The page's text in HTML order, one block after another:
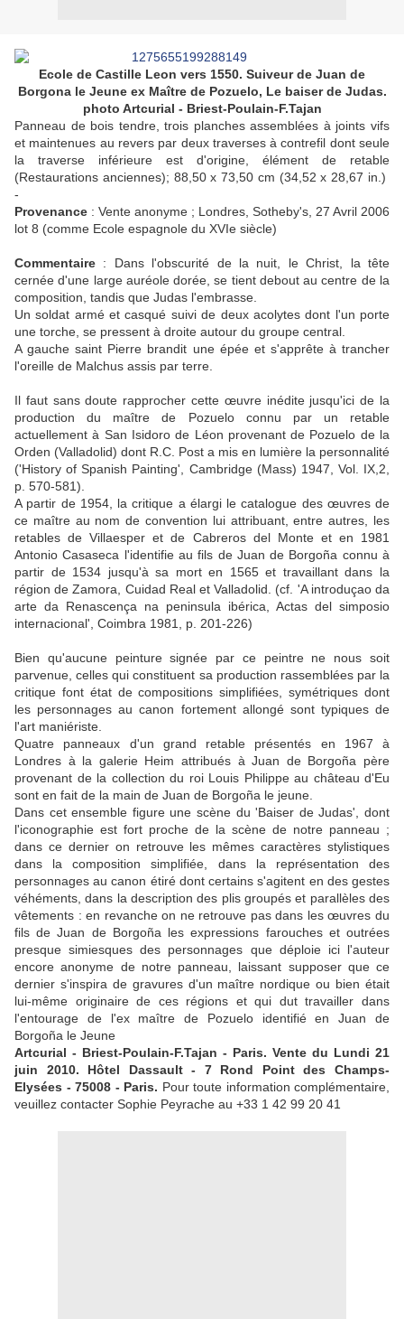
Ecole de Castille Leon vers 1550. Suiveur de Juan de
Borgona le Jeune ex Maître de Pozuelo, Le baiser de Judas.
photo Artcurial - Briest-Poulain-F.Tajan
Panneau de bois tendre, trois planches assemblées à joints vifs
et maintenues au revers par deux traverses à contrefil dont seule
la traverse inférieure est d'origine, élément de retable
(Restaurations anciennes); 88,50 x 73,50 cm (34,52 x 28,67 in.)
-
Provenance : Vente anonyme ; Londres, Sotheby's, 27 Avril 2006
lot 8 (comme Ecole espagnole du XVIe siècle)
Commentaire : Dans l'obscurité de la nuit, le Christ, la tête
cernée d'une large auréole dorée, se tient debout au centre de la
composition, tandis que Judas l'embrasse.
Un soldat armé et casqué suivi de deux acolytes dont l'un porte
une torche, se pressent à droite autour du groupe central.
A gauche saint Pierre brandit une épée et s'apprête à trancher
l'oreille de Malchus assis par terre.
Il faut sans doute rapprocher cette œuvre inédite jusqu'ici de la
production du maître de Pozuelo connu par un retable
actuellement à San Isidoro de Léon provenant de Pozuelo de la
Orden (Valladolid) dont R.C. Post a mis en lumière la personnalité
('History of Spanish Painting', Cambridge (Mass) 1947, Vol. IX,2,
p. 570-581).
A partir de 1954, la critique a élargi le catalogue des œuvres de
ce maître au nom de convention lui attribuant, entre autres, les
retables de Villaesper et de Cabreros del Monte et en 1981
Antonio Casaseca l'identifie au fils de Juan de Borgoña connu à
partir de 1534 jusqu'à sa mort en 1565 et travaillant dans la
région de Zamora, Cuidad Real et Valladolid. (cf. 'A introduçao da
arte da Renascença na peninsula ibérica, Actas del simposio
internacional', Coimbra 1981, p. 201-226)
Bien qu'aucune peinture signée par ce peintre ne nous soit
parvenue, celles qui constituent sa production rassemblées par la
critique font état de compositions simplifiées, symétriques dont
les personnages au canon fortement allongé sont typiques de
l'art maniériste.
Quatre panneaux d'un grand retable présentés en 1967 à
Londres à la galerie Heim attribués à Juan de Borgoña père
provenant de la collection du roi Louis Philippe au château d'Eu
sont en fait de la main de Juan de Borgoña le jeune.
Dans cet ensemble figure une scène du 'Baiser de Judas', dont
l'iconographie est fort proche de la scène de notre panneau ;
dans ce dernier on retrouve les mêmes caractères stylistiques
dans la composition simplifiée, dans la représentation des
personnages au canon étiré dont certains s'agitent en des gestes
véhéments, dans la description des plis groupés et parallèles des
vêtements : en revanche on ne retrouve pas dans les œuvres du
fils de Juan de Borgoña les expressions farouches et outrées
presque simiesques des personnages que déploie ici l'auteur
encore anonyme de notre panneau, laissant supposer que ce
dernier s'inspira de gravures d'un maître nordique ou bien était
lui-même originaire de ces régions et qui dut travailler dans
l'entourage de l'ex maître de Pozuelo identifié en Juan de
Borgoña le Jeune
Artcurial - Briest-Poulain-F.Tajan - Paris. Vente du Lundi 21
juin 2010. Hôtel Dassault - 7 Rond Point des Champs-
Elysées - 75008 - Paris. Pour toute information complémentaire,
veuillez contacter Sophie Peyrache au +33 1 42 99 20 41